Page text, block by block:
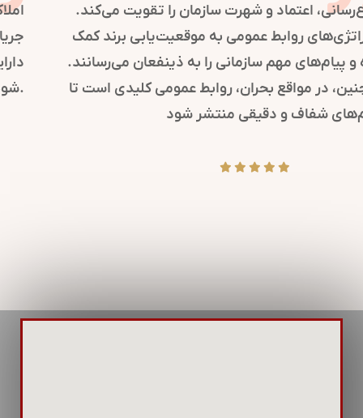
اطلاع‌رسانی، اعتماد و شهرت سازمان را تقویت می‌کند.
استراتژی‌های روابط عمومی به موقعیت‌یابی برند کمک
کرده و پیام‌های مهم سازمانی را به ذینفعان می‌رسانند.
همچنین، در مواقع بحران، روابط عمومی کلیدی است تا
پیام‌های شفاف و دقیقی منتشر شود.